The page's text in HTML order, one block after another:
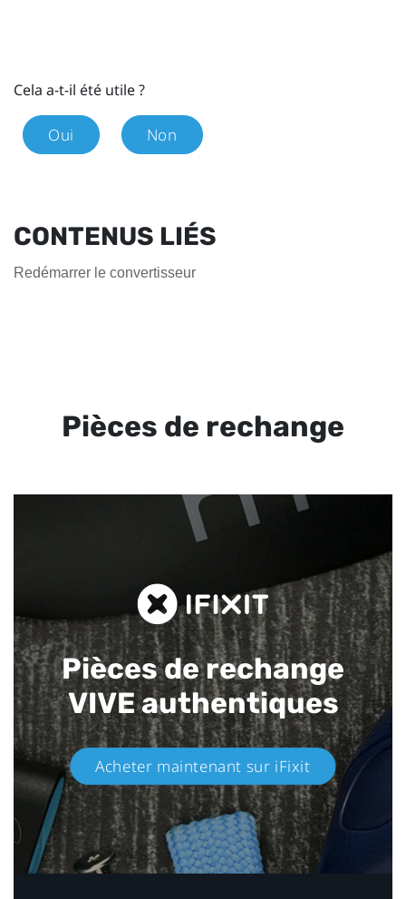
Cela a-t-il été utile ?
Oui Non
CONTENUS LIÉS
Redémarrer le convertisseur
Pièces de rechange
Pièces de rechange
VIVE authentiques​
Acheter maintenant sur iFixit​